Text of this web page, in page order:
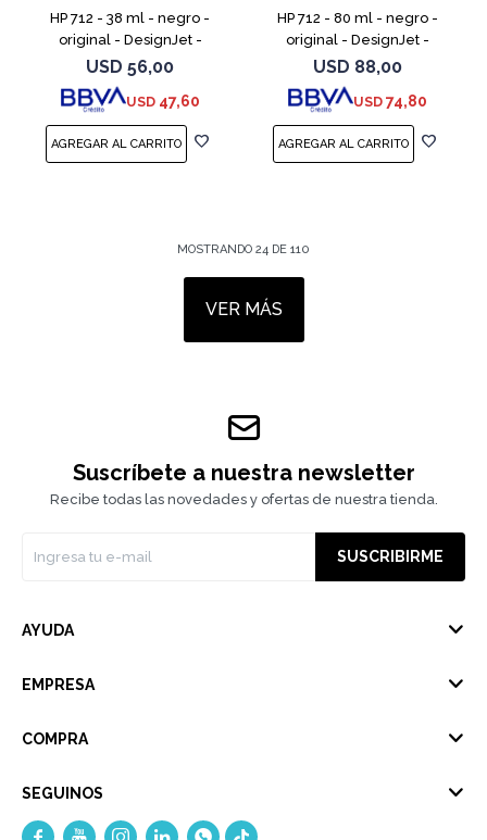
HP 712 - 38 ml - negro -
original - DesignJet -
cartucho de tinta - para
DesignJet Studio, T210, T230,
T250, T630, T650
USD 56,00
USD 47,60
HP 712 - 80 ml - negro -
original - DesignJet -
cartucho de tinta - para
DesignJet Studio, T210, T230,
T250, T630, T650
USD 88,00
USD 74,80
MOSTRANDO 24 DE 110
VER MÁS
Suscríbete a nuestra newsletter
Recibe todas las novedades y ofertas de nuestra tienda.
SUSCRIBIRME
AYUDA
EMPRESA
COMPRA
SEGUINOS